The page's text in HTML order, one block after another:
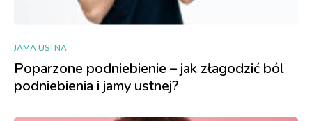
JAMA USTNA
Poparzone podniebienie – jak złagodzić ból
podniebienia i jamy ustnej?